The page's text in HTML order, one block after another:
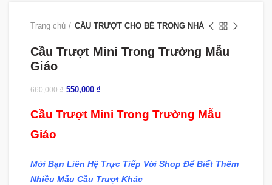
Trang chủ CẦU TRƯỢT CHO BÉ TRONG NHÀ
Cầu Trượt Mini Trong Trường Mẫu
Giáo
660,000₫ 550,000 ₫
Cầu Trượt Mini Trong Trường Mẫu
Giáo
Mời Bạn Liên Hệ Trực Tiếp Với Shop Để Biết Thêm
Nhiều Mẫu Cầu Trượt Khác